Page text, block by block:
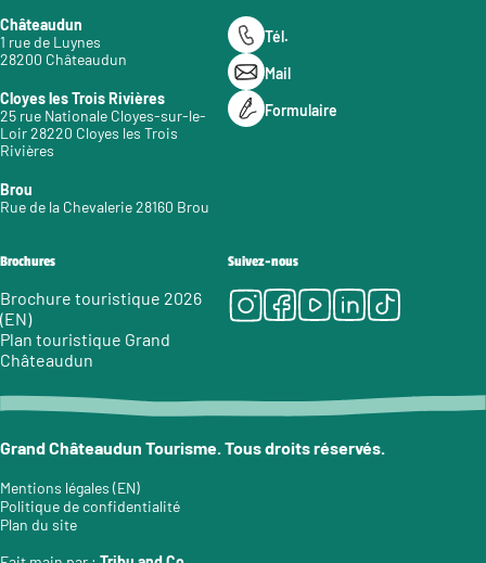
Châteaudun
1 rue de Luynes
28200 Châteaudun
Cloyes les Trois Rivières
25 rue Nationale Cloyes-sur-le-
Loir 28220 Cloyes les Trois
Rivières
Brou
Rue de la Chevalerie 28160 Brou
Tél.
Mail
Formulaire
Brochures
Brochure touristique 2026
(EN)
Plan touristique Grand
Châteaudun
Suivez-nous
Instagram
Facebook
Youtube
LinkedIn
Tiktok
Grand Châteaudun Tourisme. Tous droits réservés.
Mentions légales (EN)
Politique de confidentialité
Plan du site